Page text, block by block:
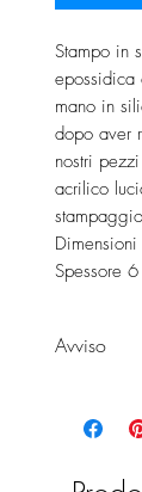
Stampo in
epossidica
mano in
dopo aver
nostri
acrilico
Spessore
Avviso